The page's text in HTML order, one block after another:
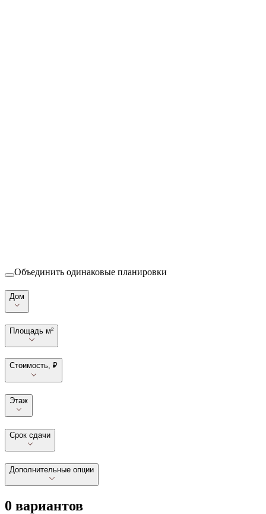
Объединить одинаковые планировки
Дом
Площадь м²
Стоимость, ₽
Этаж
Срок сдачи
Дополнительные опции
0 вариантов